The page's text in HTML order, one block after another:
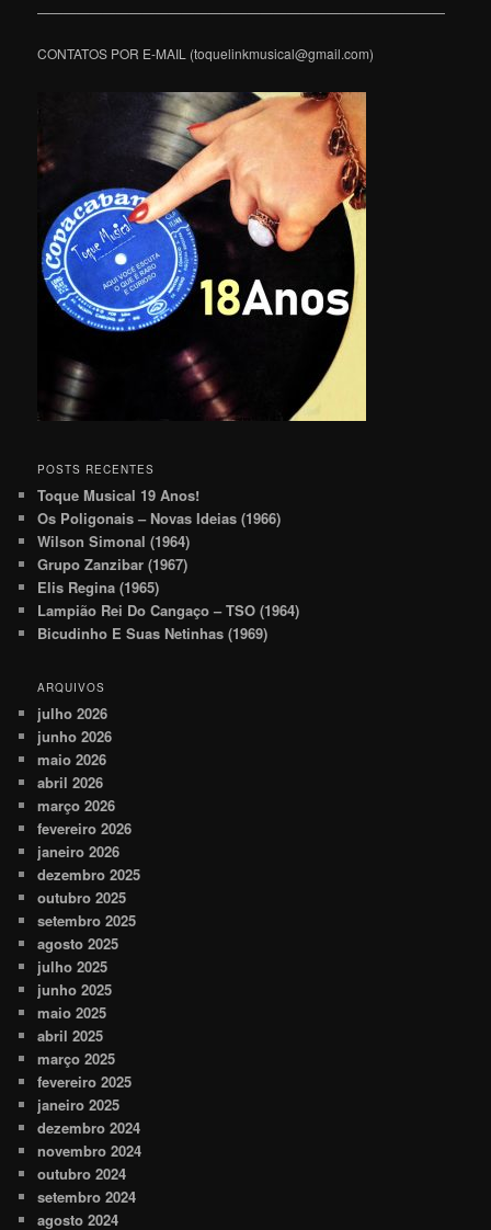
———————————————————————————————
CONTATOS POR E-MAIL (toquelinkmusical@gmail.com)
POSTS RECENTES
Toque Musical 19 Anos!
Os Poligonais – Novas Ideias (1966)
Wilson Simonal (1964)
Grupo Zanzibar (1967)
Elis Regina (1965)
Lampião Rei Do Cangaço – TSO (1964)
Bicudinho E Suas Netinhas (1969)
ARQUIVOS
julho 2026
junho 2026
maio 2026
abril 2026
março 2026
fevereiro 2026
janeiro 2026
dezembro 2025
outubro 2025
setembro 2025
agosto 2025
julho 2025
junho 2025
maio 2025
abril 2025
março 2025
fevereiro 2025
janeiro 2025
dezembro 2024
novembro 2024
outubro 2024
setembro 2024
agosto 2024